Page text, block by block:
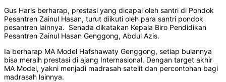
Gus Haris berharap, prestasi yang dicapai oleh santri di Pondok
Pesantren Zainul Hasan, turut diikuti oleh para santri pondok
pesantren lainnya. Senada dikatakan Kepala Biro Pendidikan
Pesantren Zainul Hasan Genggong, Abdul Azis.
Ia berharap MA Model Hafshawaty Genggong, setiap bulannya
bisa meraih prestasi di ajang Internasional. Dengan target akhir
MA Model, yakni menjadi madrasah satelit dan percontohan bagi
madrasah lainnya.